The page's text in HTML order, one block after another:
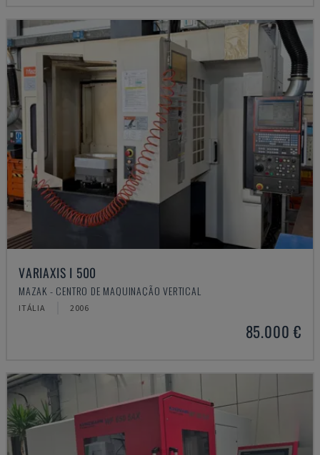
VARIAXIS I 500
MAZAK - CENTRO DE MAQUINAÇÃO VERTICAL
ITÁLIA 2006
85.000 €